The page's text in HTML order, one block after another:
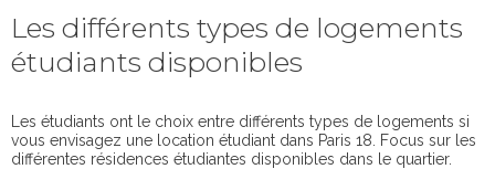
Les différents types de logements
étudiants disponibles
Les étudiants ont le choix entre différents types de logements si
vous envisagez une location étudiant dans Paris 18. Focus sur les
différentes résidences étudiantes disponibles dans le quartier.